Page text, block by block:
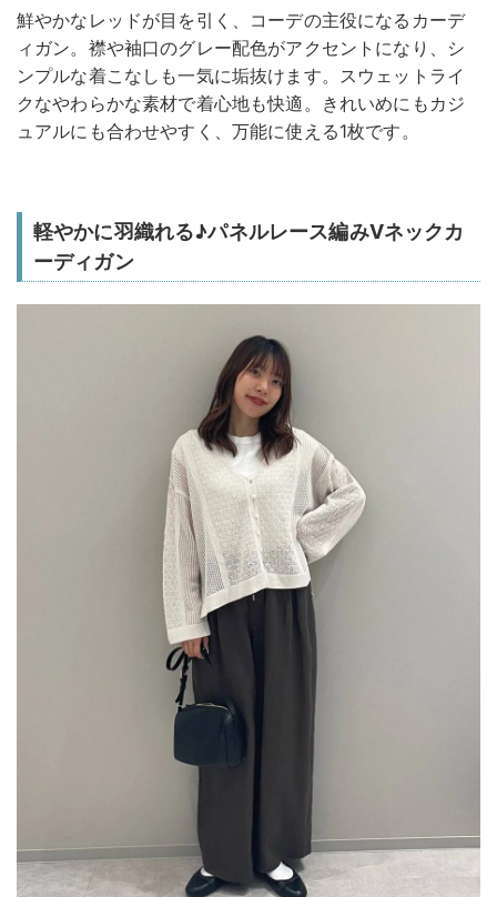
鮮やかなレッドが目を引く、コーデの主役になるカーデ
ィガン。襟や袖口のグレー配色がアクセントになり、シ
ンプルな着こなしも一気に垢抜けます。スウェットライ
クなやわらかな素材で着心地も快適。きれいめにもカジ
ュアルにも合わせやすく、万能に使える1枚です。
軽やかに羽織れる♪パネルレース編みVネックカ
ーディガン